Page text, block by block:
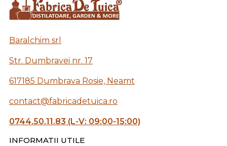
Baralchim srl
Str. Dumbravei nr. 17
617185 Dumbrava Rosie, Neamt
contact@fabricadetuica.ro
0744.50.11.83 (L-V: 09:00-15:00)
INFORMATII UTILE